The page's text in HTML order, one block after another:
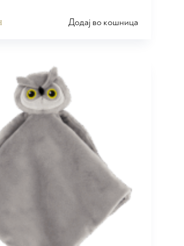
Додај во кошница